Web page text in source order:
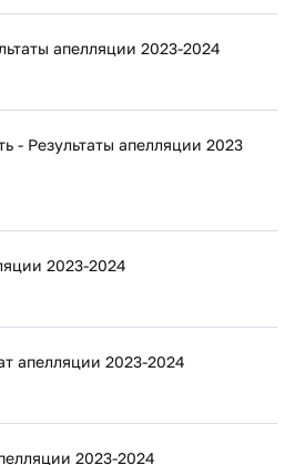
апелляции 2023-2024
- Результаты апелляции 2023
2023-2024
апелляции 2023-2024
2023-2024